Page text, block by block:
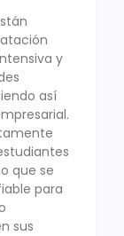
y
así
que se
para
sus